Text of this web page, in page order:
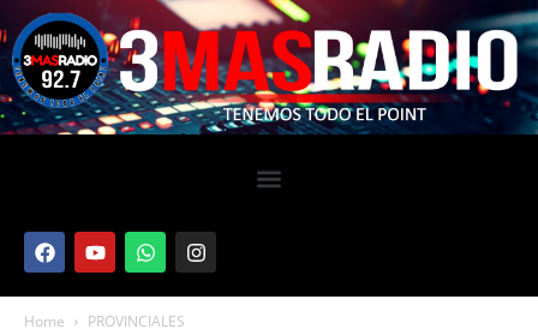
Home PROVINCIALES